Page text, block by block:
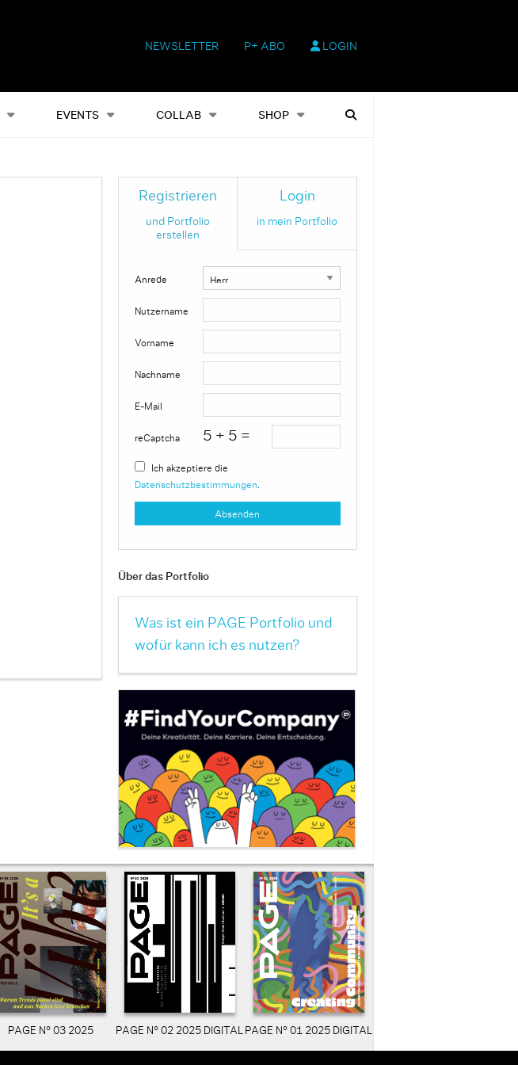
NEWSLETTER P+ ABO LOGIN
EVENTS COLLAB SHOP
Alles Events Shop Heftausgaben Suchen
Registrieren
und Portfolio
erstellen
Login
in mein Portfolio
Anrede
Nutzername
Vorname
Nachname
E-Mail
reCaptcha 5 + 5 =
Ich akzeptiere die
Datenschutzbestimmungen
Über das Portfolio
Was ist ein PAGE Portfolio und
wofür kann ich es nutzen?
PAGE N° 03 2025 PAGE N° 02 2025 DIGITAL PAGE N° 01 2025 DIGITAL